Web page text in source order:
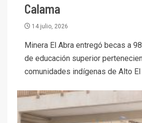
Calama
14 julio, 2026
Minera El Abra entregó becas a
de educación superior
comunidades indígenas de Alto El